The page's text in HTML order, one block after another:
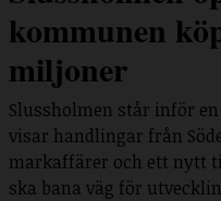
kommunen
miljoner
Slussholmen står inför
visar handlingar från
markaffärer och ett nytt
ska bana väg för